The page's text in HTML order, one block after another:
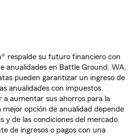
respalde su futuro financiero con
anualidades en Battle Ground, WA.
pueden garantizar un ingreso de
anualidades con impuestos
a aumentar sus ahorros para la
mejor opción de anualidad depende
y de las condiciones del mercado.
de ingresos o pagos con una